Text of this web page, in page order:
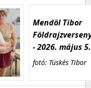
Mendöl Tibor
- 2026. május 5.
fotó: Tüskés Tibor